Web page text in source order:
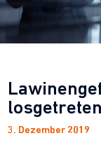
3. Dezember 2019